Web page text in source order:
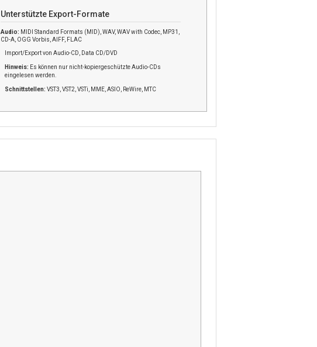
Unterstützte Export-Formate
Audio: MIDI Standard Formats (MID), WAV, WAV with Codec, MP31,
CD-A, OGG Vorbis, AIFF, FLAC
Import/Export von Audio-CD, Data CD/DVD
Hinweis: Es können nur nicht-kopiergeschützte Audio-CDs
eingelesen werden.
Schnittstellen: VST3, VST2, VSTi, MME, ASIO, ReWire, MTC